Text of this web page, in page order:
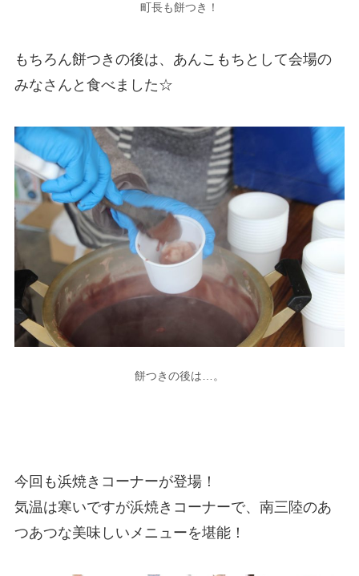
町長も餅つき！
もちろん餅つきの後は、あんこもちとして会場の
みなさんと食べました☆
餅つきの後は…。
今回も浜焼きコーナーが登場！
気温は寒いですが浜焼きコーナーで、南三陸のあ
つあつな美味しいメニューを堪能！